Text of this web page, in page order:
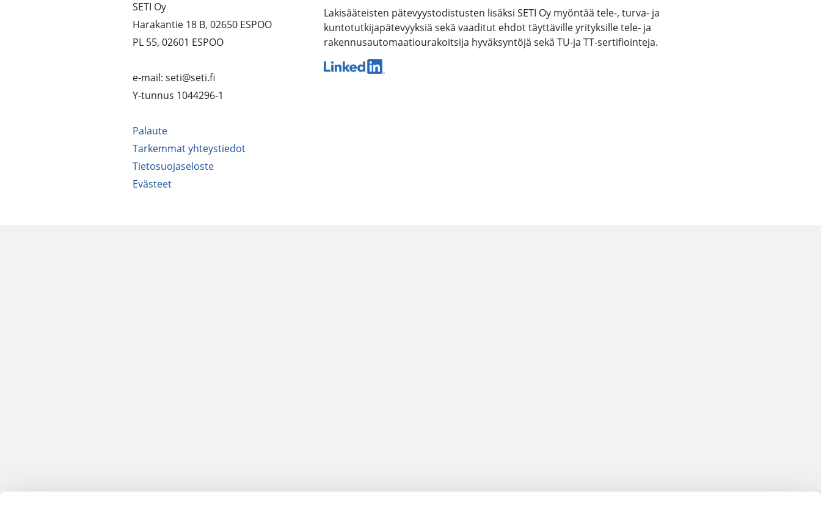
SETI Oy
Harakantie 18 B, 02650 ESPOO
PL 55, 02601 ESPOO
e-mail: seti@seti.fi
Y-tunnus 1044296-1
Palaute
Tarkemmat yhteystiedot
Tietosuojaseloste
Evästeet
Lakisääteisten pätevyystodistusten lisäksi SETI Oy myöntää tele-, turva- ja
kuntotutkijapätevyyksiä sekä vaaditut ehdot täyttäville yrityksille tele- ja
rakennusautomaatiourakoitsija hyväksyntöjä sekä TU-ja TT-sertifiointeja.